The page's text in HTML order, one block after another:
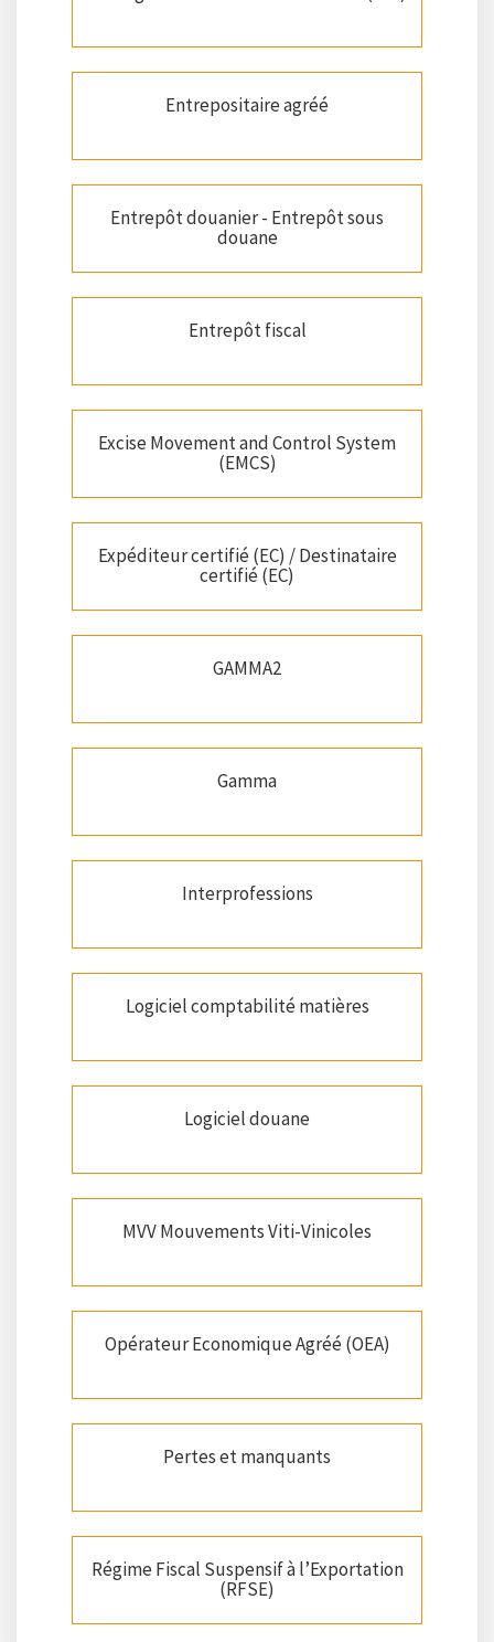
Entrepositaire agréé
Entrepôt douanier - Entrepôt sous
douane
Entrepôt fiscal
Excise Movement and Control System
(EMCS)
Expéditeur certifié (EC) / Destinataire
certifié (EC)
GAMMA2
Gamma
Interprofessions
Logiciel comptabilité matières
Logiciel douane
MVV Mouvements Viti-Vinicoles
Opérateur Economique Agréé (OEA)
Pertes et manquants
Régime Fiscal Suspensif à l’Exportation
(RFSE)